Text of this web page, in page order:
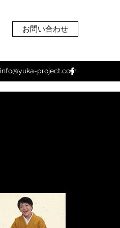
お問い合わせ
info@yuka-project.com